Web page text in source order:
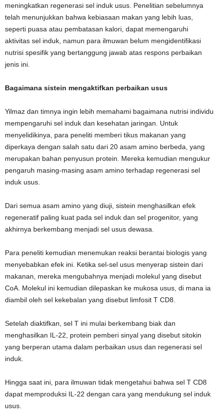
meningkatkan regenerasi sel induk usus. Penelitian sebelumnya
telah menunjukkan bahwa kebiasaan makan yang lebih luas,
seperti puasa atau pembatasan kalori, dapat memengaruhi
aktivitas sel induk, namun para ilmuwan belum mengidentifikasi
nutrisi spesifik yang bertanggung jawab atas respons perbaikan
jenis ini.
Bagaimana sistein mengaktifkan perbaikan usus
Yilmaz dan timnya ingin lebih memahami bagaimana nutrisi individu
mempengaruhi sel induk dan kesehatan jaringan. Untuk
menyelidikinya, para peneliti memberi tikus makanan yang
diperkaya dengan salah satu dari 20 asam amino berbeda, yang
merupakan bahan penyusun protein. Mereka kemudian mengukur
pengaruh masing-masing asam amino terhadap regenerasi sel
induk usus.
Dari semua asam amino yang diuji, sistein menghasilkan efek
regeneratif paling kuat pada sel induk dan sel progenitor, yang
akhirnya berkembang menjadi sel usus dewasa.
Para peneliti kemudian menemukan reaksi berantai biologis yang
menyebabkan efek ini. Ketika sel-sel usus menyerap sistein dari
makanan, mereka mengubahnya menjadi molekul yang disebut
CoA. Molekul ini kemudian dilepaskan ke mukosa usus, di mana ia
diambil oleh sel kekebalan yang disebut limfosit T CD8.
Setelah diaktifkan, sel T ini mulai berkembang biak dan
menghasilkan IL-22, protein pemberi sinyal yang disebut sitokin
yang berperan utama dalam perbaikan usus dan regenerasi sel
induk.
Hingga saat ini, para ilmuwan tidak mengetahui bahwa sel T CD8
dapat memproduksi IL-22 dengan cara yang mendukung sel induk
usus.